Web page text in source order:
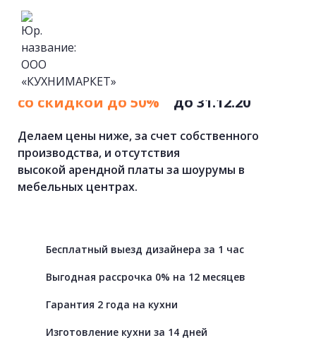
Кухни на заказ
со скидкой до 50%
до 31.12.20
Делаем цены ниже, за счет собственного
производства, и отсутствия
высокой арендной платы за шоурумы в
мебельных центрах.
Бесплатный выезд дизайнера за 1 час
Выгодная рассрочка 0% на 12 месяцев
Гарантия 2 года на кухни
Изготовление кухни за 14 дней